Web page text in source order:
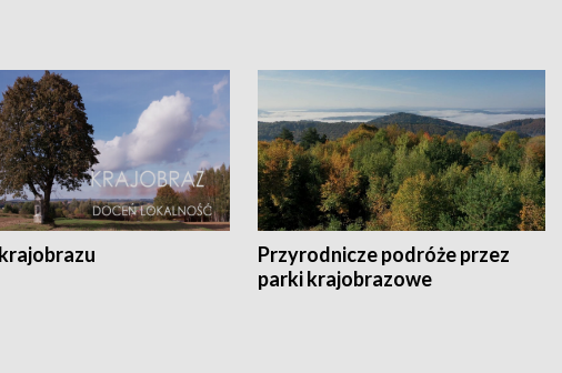
Przyrodnicze podróże przez
parki krajobrazowe